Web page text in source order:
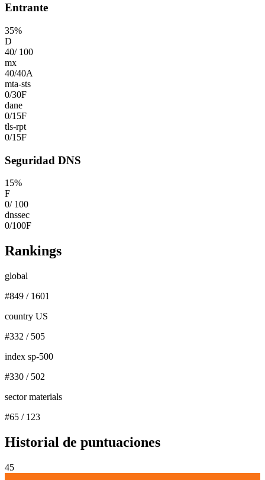
Entrante
35%
D
40/ 100
mx
40/40A
mta-sts
0/30F
dane
0/15F
tls-rpt
0/15F
Seguridad DNS
15%
F
0/ 100
dnssec
0/100F
Rankings
global
#849 / 1601
country US
#332 / 505
index sp-500
#330 / 502
sector materials
#65 / 123
Historial de puntuaciones
45